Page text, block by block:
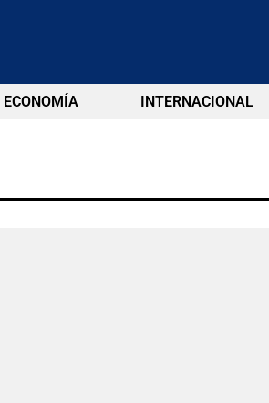
ECONOMÍA INTERNACIONAL